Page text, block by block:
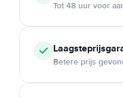
Tot 48 uur voor
Betere prijs